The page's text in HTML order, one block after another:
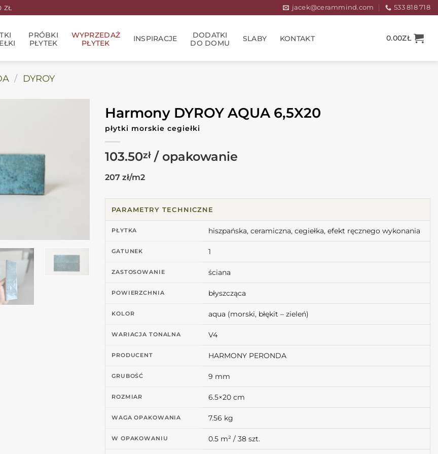
ZŁ jacek@cerammind.com 533 818 718
PRÓBKI
PŁYTEK
WYPRZEDAŻ
PŁYTEK
INSPIRACJE
DODATKI
DO DOMU
SLABY KONTAKT 0.00ZŁ
/ DYROY
Harmony DYROY AQUA 6,5X20
płytki morskie cegiełki
103.50zł
207 zł/m2
PARAMETRY TECHNICZNE
PŁYTKA hiszpańska, ceramiczna, cegiełka, efekt ręcznego wykonania
GATUNEK 1
ZASTOSOWANIE ściana
POWIERZCHNIA błyszcząca
KOLOR aqua (morski, błękit – zieleń)
WARIACJA TONALNA V4
PRODUCENT HARMONY PERONDA
GRUBOŚĆ 9 mm
ROZMIAR 6.5×20 cm
WAGA OPAKOWANIA 7.56 kg
W OPAKOWANIU 0.5 m² / 38 szt.